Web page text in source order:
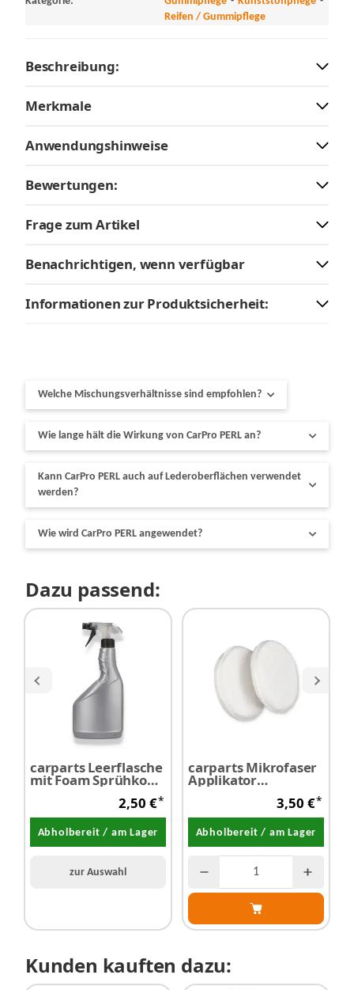
Reifen / Gummipflege
Beschreibung:
Merkmale
Anwendungshinweise
Bewertungen:
Frage zum Artikel
Benachrichtigen, wenn verfügbar
Informationen zur Produktsicherheit:
Welche Mischungsverhältnisse sind empfohlen?
Kunststoff außen 1:30
Reifen und Gummi 1:0 bis 1:1
Interior und Leder 1:5
Wie lange hält die Wirkung von CarPro PERL an?
Kann CarPro PERL auch auf Lederoberflächen verwendet
werden?
Wie wird CarPro PERL angewendet?
Dazu passend:
carparts Leerflasche
mit Foam Sprühkopf
2,50 €*
Abholbereit / am Lager
zur Auswahl
carparts Mikrofaser
Applikator
Auftragspad weiß Ø
130 mm 1 Stück3,50 €*
Abholbereit / am Lager
Kunden kauften dazu: